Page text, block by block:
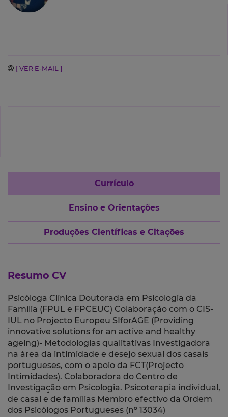
[ VER E-MAIL ]
Currículo
Ensino e Orientações
Produções Científicas e Citações
Resumo CV
Psicóloga Clínica Doutorada em Psicologia da
Família (FPUL e FPCEUC) Colaboração com o CIS-
IUL no Projecto Europeu SIforAGE (Providing
innovative solutions for an active and healthy
ageing)- Metodologias qualitativas Investigadora
na área da intimidade e desejo sexual dos casais
portugueses, com o apoio da FCT(Projecto
Intimidades). Colaboradora do Centro de
Investigação em Psicologia. Psicoterapia individual,
de casal e de famílias Membro efectivo da Ordem
dos Psicólogos Portugueses (nº 13034)